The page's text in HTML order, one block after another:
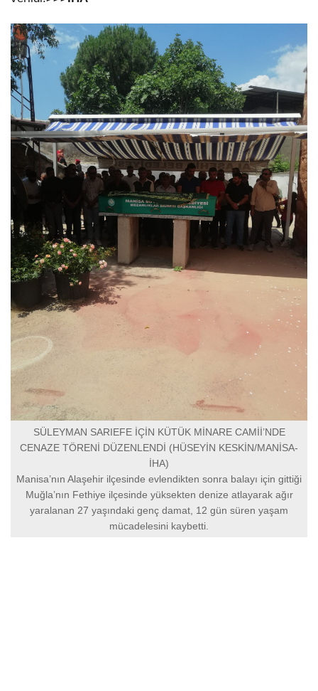
SÜLEYMAN SARIEFE İÇİN KÜTÜK MİNARE CAMİİ’NDE
CENAZE TÖRENİ DÜZENLENDİ (HÜSEYİN KESKİN/MANİSA-
İHA)
Manisa’nın Alaşehir ilçesinde evlendikten sonra balayı için gittiği
Muğla’nın Fethiye ilçesinde yüksekten denize atlayarak ağır
yaralanan 27 yaşındaki genç damat, 12 gün süren yaşam
mücadelesini kaybetti.